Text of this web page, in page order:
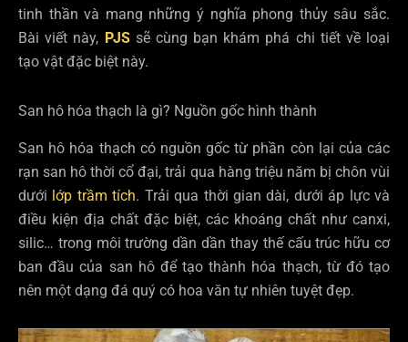
tinh thần và mang những ý nghĩa phong thủy sâu sắc.
Bài viết này, PJSsẽ cùng bạn khám phá chi tiết về loại
tạo vật đặc biệt này.
San hô hóa thạch là gì? Nguồn gốc hình thành
San hô hóa thạch có nguồn gốc từ phần còn lại của các
rạn san hô thời cổ đại, trải qua hàng triệu năm bị chôn vùi
dưới lớp trầm tích. Trải qua thời gian dài, dưới áp lực và
điều kiện địa chất đặc biệt, các khoáng chất như canxi,
silic… trong môi trường dần dần thay thế cấu trúc hữu cơ
ban đầu của san hô để tạo thành hóa thạch, từ đó tạo
nên một dạng đá quý có hoa văn tự nhiên tuyệt đẹp.